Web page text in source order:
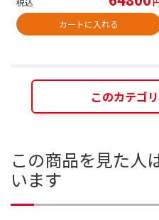
カートに入れる
このカテゴ
この商品を見た人
います